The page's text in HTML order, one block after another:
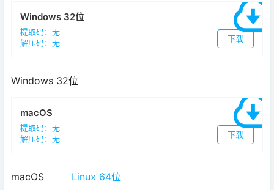
Windows 32位
提取码：无
解压码：无
下载
Windows 32位
macOS
提取码：无
解压码：无
下载
macOS Linux 64位